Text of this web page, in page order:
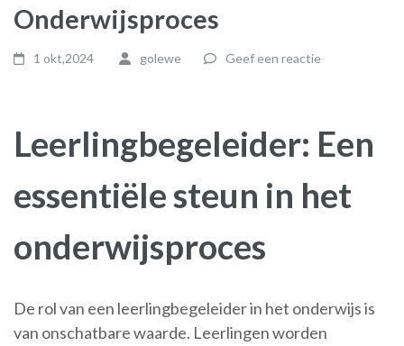
Onderwijsproces
1 okt,2024 golewe Geef een reactie
Leerlingbegeleider: Een
essentiële steun in het
onderwijsproces
De rol van een leerlingbegeleider in het onderwijs is
van onschatbare waarde. Leerlingen worden